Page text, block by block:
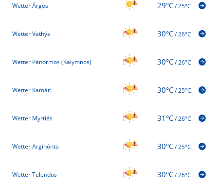
Wetter Árgos 29°C/25°C
Wetter Vathýs 30°C/26°C
Wetter Pánormos (Kalymnos) 30°C/26°C
Wetter Kamári 30°C/25°C
Wetter Myrtiés 31°C/26°C
Wetter Arginónta 30°C/25°C
Wetter Telendos 30°C/26°C